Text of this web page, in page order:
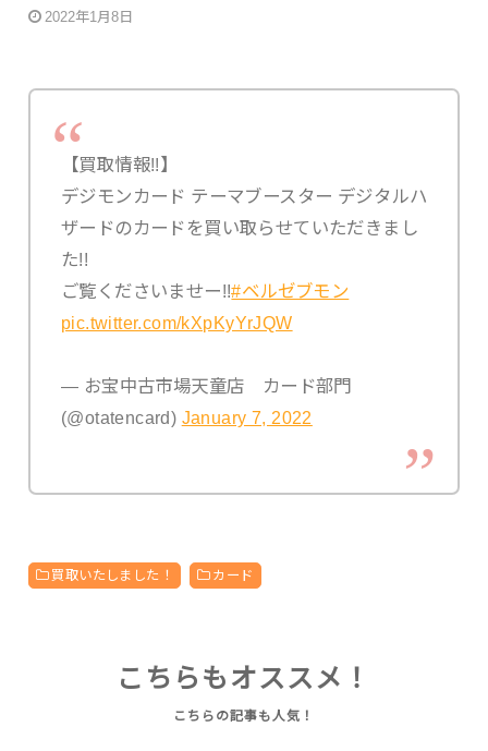
2022年1月8日
【買取情報!!】
デジモンカード テーマブースター デジタルハ
ザードのカードを買い取らせていただきまし
た!!
ご覧くださいませー!!#ベルゼブモン
pic.twitter.com/kXpKyYrJQW
— お宝中古市場天童店 カード部門
(@otatencard) January 7, 2022
買取いたしました！ カード
こちらもオススメ！